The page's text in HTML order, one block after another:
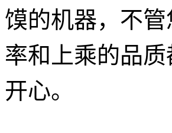
馍的机器，不管
率和上乘的品
开心。